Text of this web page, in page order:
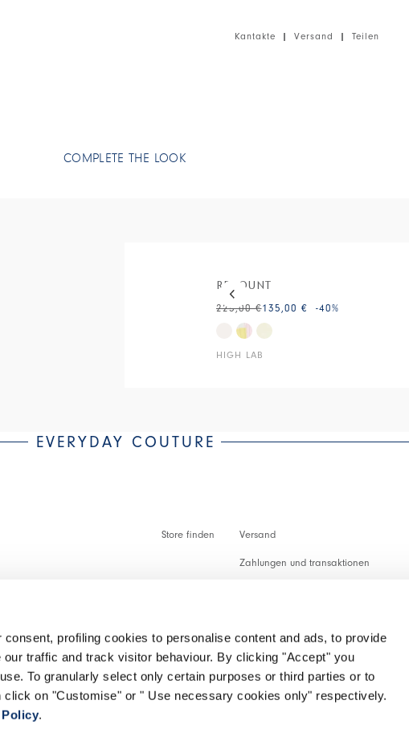
profiling cookies to personalise content and ads, to provide
traffic and track visitor behaviour. By clicking "Accept" you
To granularly select only certain purposes or third parties or to
on "Customise" or " Use necessary cookies only" respectively.
.
Kantakte | Versand | Teilen
COMPLETE THE LOOK
RECOUNT
HIGH LAB
225,00 €135,00 € -40%
EVERYDAY COUTURE
Store finden Versand
Zahlungen und transaktionen
Rückgabe veranlassen